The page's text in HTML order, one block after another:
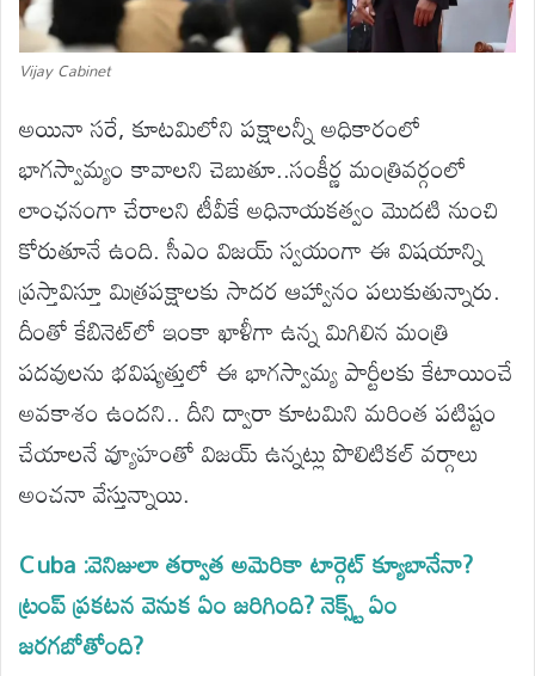
Vijay Cabinet
అయినా సరే, కూటమిలోని పక్షాలన్నీ అధికారంలో
భాగస్వామ్యం కావాలని చెబుతూ..సంకీర్ణ మంత్రివర్గంలో
లాంఛనంగా చేరాలని టీవీకే అధినాయకత్వం మొదటి నుంచి
కోరుతూనే ఉంది. సీఎం విజయ్ స్వయంగా ఈ విషయాన్ని
ప్రస్తావిస్తూ మిత్రపక్షాలకు సాదర ఆహ్వానం పలుకుతున్నారు.
దీంతో కేబినెట్‌లో ఇంకా ఖాళీగా ఉన్న మిగిలిన మంత్రి
పదవులను భవిష్యత్తులో ఈ భాగస్వామ్య పార్టీలకు కేటాయించే
అవకాశం ఉందని.. దీని ద్వారా కూటమిని మరింత పటిష్టం
చేయాలనే వ్యూహంతో విజయ్ ఉన్నట్లు పొలిటికల్ వర్గాలు
అంచనా వేస్తున్నాయి.
Cuba :వెనిజులా తర్వాత అమెరికా టార్గెట్ క్యూబానేనా?
ట్రంప్ ప్రకటన వెనుక ఏం జరిగింది? నెక్స్ట్ ఏం
జరగబోతోంది?